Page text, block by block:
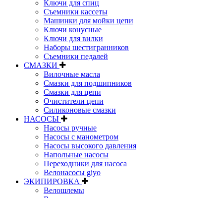
Ключи для спиц
Съемники кассеты
Машинки для мойки цепи
Ключи конусные
Ключи для вилки
Наборы шестигранников
Съемники педалей
СМАЗКИ
Вилочные масла
Смазки для подшипников
Смазки для цепи
Очистители цепи
Силиконовые смазки
НАСОСЫ
Насосы ручные
Насосы с манометром
Насосы высокого давления
Напольные насосы
Переходники для насоса
Велонасосы giyo
ЭКИПИРОВКА
Велошлемы